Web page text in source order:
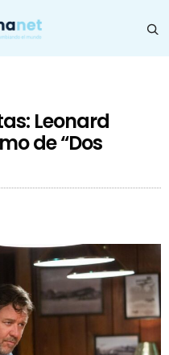
Leonard
de “Dos